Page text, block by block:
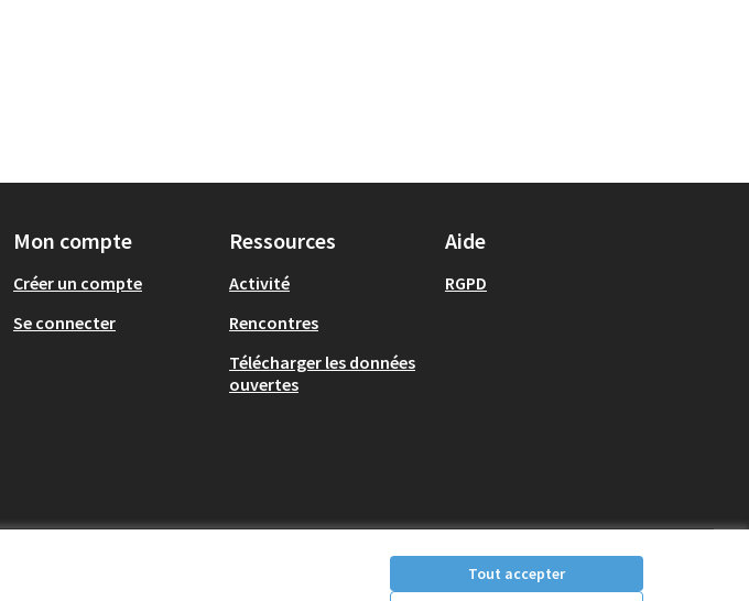
Tout accepter
Mon compte
Créer un compte
Se connecter
Ressources
Activité
Rencontres
Télécharger les données
ouvertes
Aide
RGPD